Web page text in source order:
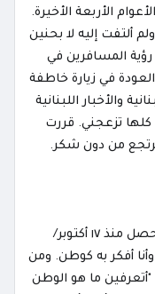
الأربعة الأخيرة.
ألتفت إليه لا بحنين
المسافرين في
في زيارة خاطفة
والأخبار اللبنانية
كلها تزعجني. قررت
من دون شكر.
لا أعرف ما هو المسار التصالحي الذي حصل منذ ١٧ أكتوبر/
أفكر به كوطن. ومن
ما هو الوطن